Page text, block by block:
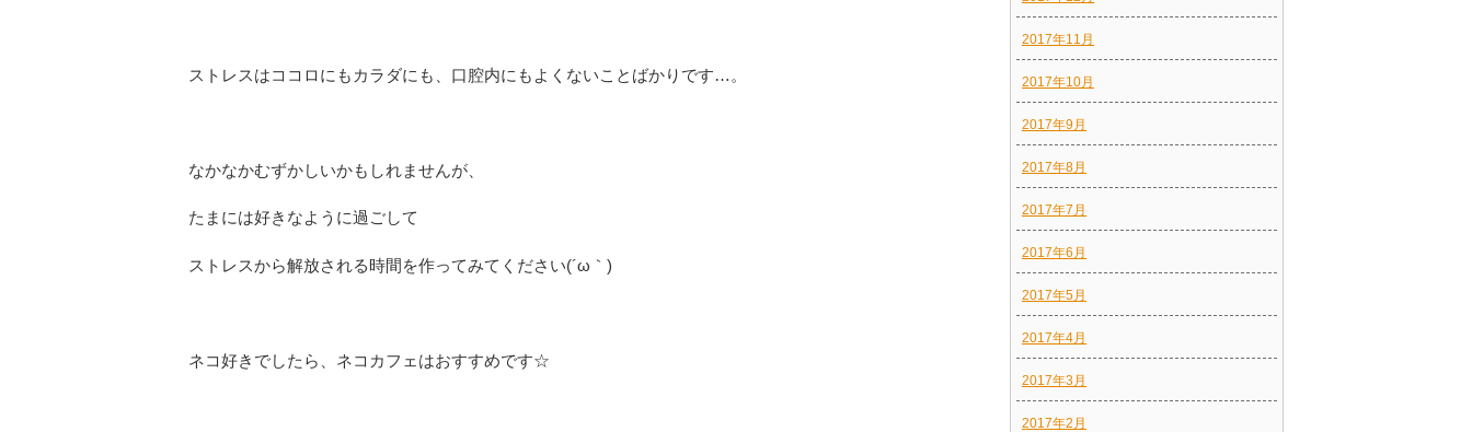
ストレスはココロにもカラダにも、口腔内にもよくないことばかりです…。
なかなかむずかしいかもしれませんが、
たまには好きなように過ごして
ストレスから解放される時間を作ってみてください(´ω｀)
ネコ好きでしたら、ネコカフェはおすすめです☆
2017年11月
2017年10月
2017年9月
2017年8月
2017年7月
2017年6月
2017年5月
2017年4月
2017年3月
2017年2月